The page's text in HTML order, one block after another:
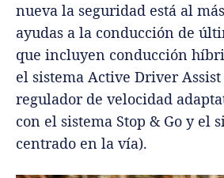
nueva la seguridad está al
ayudas a la conducción de
que incluyen conducción
el sistema Active Driver
regulador de velocidad
con el sistema Stop & Go y el
centrado en la vía).